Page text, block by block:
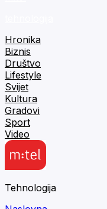
Hronika
Biznis
Društvo
Lifestyle
Svijet
Kultura
Gradovi
Sport
Video
Tehnologija